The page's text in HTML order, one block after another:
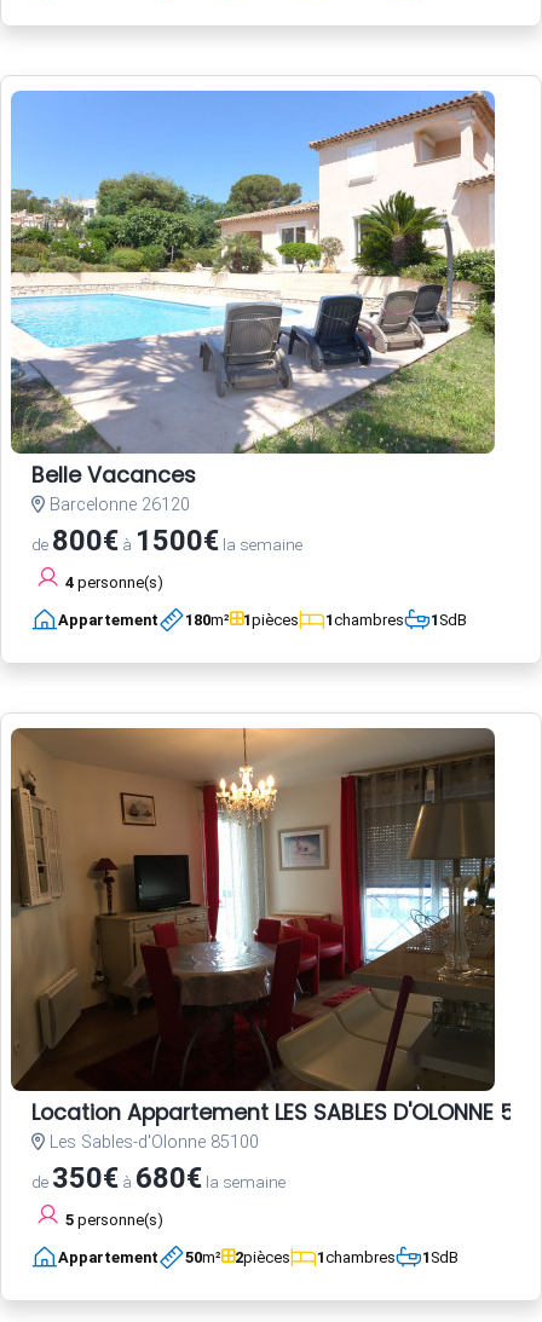
Belle Vacances
Barcelonne 26120
de 800€ à 1500€ la semaine
4 personne(s)
Appartement 180m² 1pièces 1chambres 1SdB
Location Appartement LES SABLES D'OLONNE 5
Les Sables-d'Olonne 85100
de 350€ à 680€ la semaine
5 personne(s)
Appartement 50m² 2pièces 1chambres 1SdB